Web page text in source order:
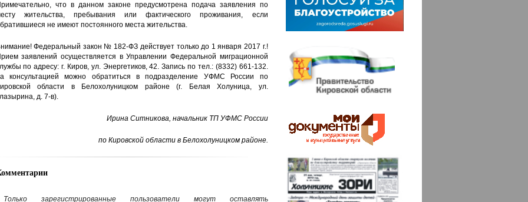
что в данном законе предусмотрена подача заявления по
жительства, пребывания или фактического проживания, если
не имеют постоянного места жительства.
Федеральный закон № 182-ФЗ действует только до 1 января 2017 г.!
заявлений осуществляется в Управлении Федеральной миграционной
по адресу: г. Киров, ул. Энергетиков, 42. Запись по тел.: (8332) 661-132.
консультацией можно обратиться в подразделение УФМС России по
области в Белохолуницком районе (г. Белая Холуница, ул.
д. 7-в).
Ирина Ситникова, начальник ТП УФМС России
по Кировской области в Белохолуницком районе.
Только зарегистрированные пользователи могут оставлять